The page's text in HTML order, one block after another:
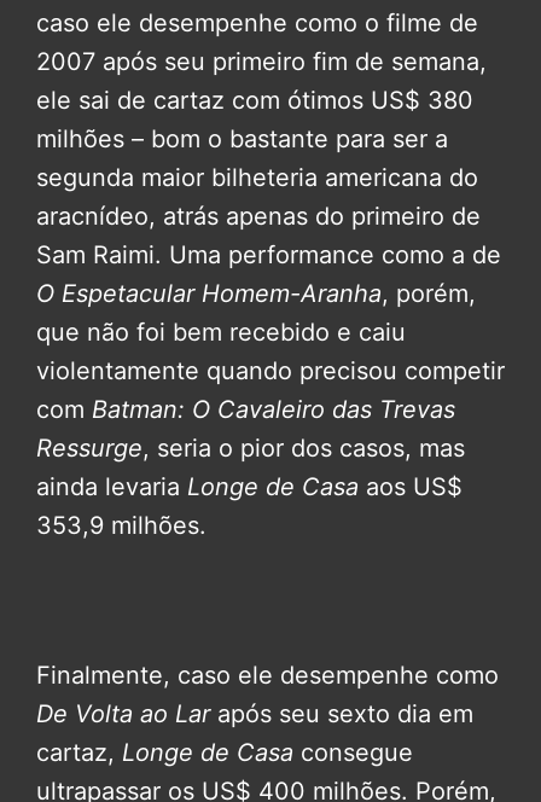
caso ele desempenhe como o filme de
2007 após seu primeiro fim de semana,
ele sai de cartaz com ótimos US$ 380
milhões – bom o bastante para ser a
segunda maior bilheteria americana do
aracnídeo, atrás apenas do primeiro de
Sam Raimi. Uma performance como a de
O Espetacular Homem-Aranha, porém,
que não foi bem recebido e caiu
violentamente quando precisou competir
com Batman: O Cavaleiro das Trevas
Ressurge, seria o pior dos casos, mas
ainda levaria Longe de Casa aos US$
353,9 milhões.
Finalmente, caso ele desempenhe como
De Volta ao Larapós seu sexto dia em
cartaz, Longe de Casa consegue
ultrapassar os US$ 400 milhões. Porém,